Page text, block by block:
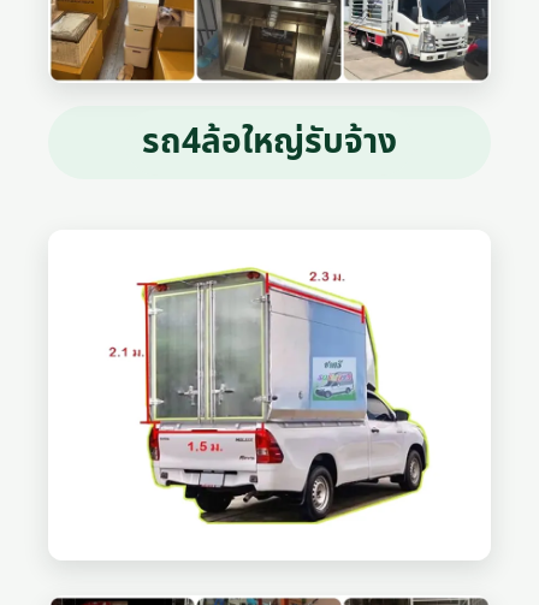
รถ4ล้อใหญ่รับจ้าง